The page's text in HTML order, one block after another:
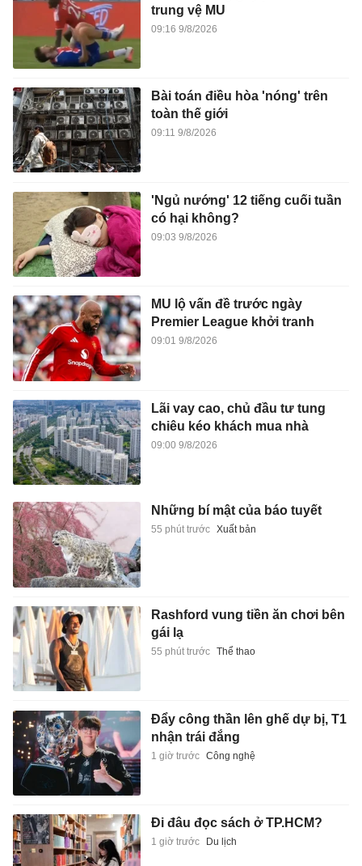
trung vệ MU
09:16 9/8/2026
Bài toán điều hòa 'nóng' trên
toàn thế giới
09:11 9/8/2026
'Ngủ nướng' 12 tiếng cuối tuần
có hại không?
09:03 9/8/2026
MU lộ vấn đề trước ngày
Premier League khởi tranh
09:01 9/8/2026
Lãi vay cao, chủ đầu tư tung
chiêu kéo khách mua nhà
09:00 9/8/2026
Những bí mật của báo tuyết
55 phút trước Xuất bản
Rashford vung tiền ăn chơi bên
gái lạ
55 phút trước Thể thao
Đẩy công thần lên ghế dự bị, T1
nhận trái đắng
1 giờ trước Công nghệ
Đi đâu đọc sách ở TP.HCM?
1 giờ trước Du lịch